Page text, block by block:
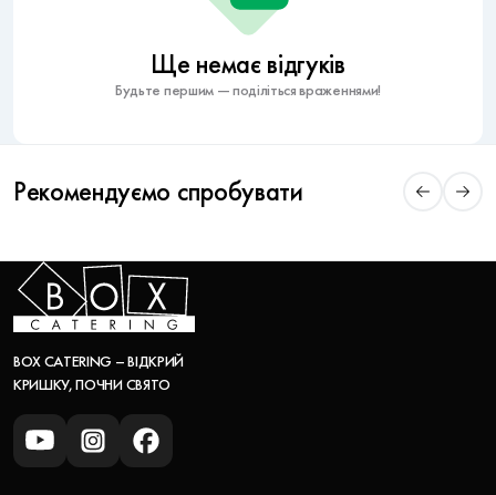
Ще немає відгуків
Будьте першим — поділіться враженнями!
Рекомендуємо спробувати
BOX CATERING – ВІДКРИЙ
КРИШКУ, ПОЧНИ СВЯТО